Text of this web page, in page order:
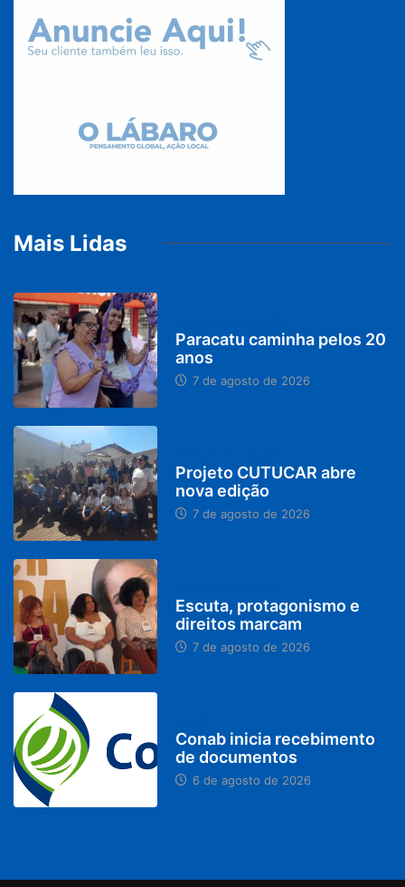
Mais Lidas
Paracatu caminha pelos 20
anos
7 de agosto de 2026
Projeto CUTUCAR abre
nova edição
7 de agosto de 2026
Escuta, protagonismo e
direitos marcam
7 de agosto de 2026
Conab inicia recebimento
de documentos
6 de agosto de 2026